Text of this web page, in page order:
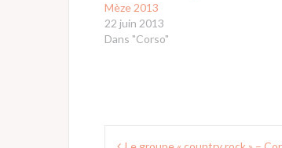
Mèze 2013
22 juin 2013
Dans "Corso"
Navigation